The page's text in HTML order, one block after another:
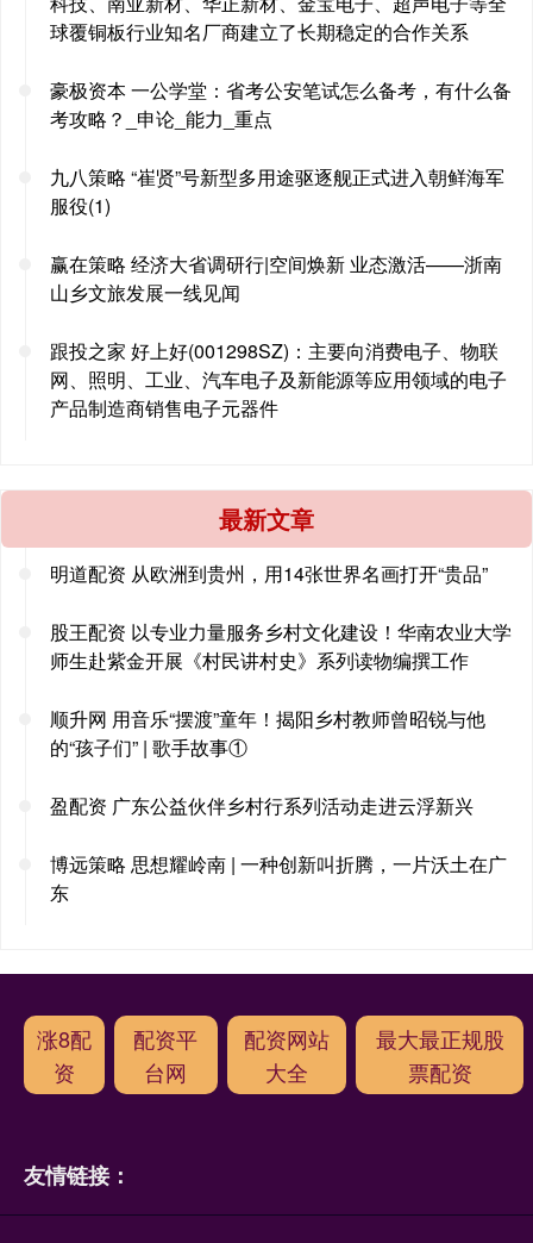
球覆铜板行业知名厂商建立了长期稳定的合作关系
豪极资本 一公学堂：省考公安笔试怎么备考，有什么备
考攻略？_申论_能力_重点
九八策略 “崔贤”号新型多用途驱逐舰正式进入朝鲜海军
服役(1)
赢在策略 经济大省调研行|空间焕新 业态激活——浙南
山乡文旅发展一线见闻
跟投之家 好上好(001298SZ)：主要向消费电子、物联
网、照明、工业、汽车电子及新能源等应用领域的电子
产品制造商销售电子元器件
最新文章
明道配资 从欧洲到贵州，用14张世界名画打开“贵品”
股王配资 以专业力量服务乡村文化建设！华南农业大学
师生赴紫金开展《村民讲村史》系列读物编撰工作
顺升网 用音乐“摆渡”童年！揭阳乡村教师曾昭锐与他
的“孩子们” | 歌手故事①
盈配资 广东公益伙伴乡村行系列活动走进云浮新兴
博远策略 思想耀岭南 | 一种创新叫折腾，一片沃土在广
东
涨8配
资
配资平
台网
配资网站
大全
最大最正规股
票配资
友情链接：